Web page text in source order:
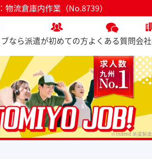
流倉庫内作業（No.8739）
なら派遣が初めての方よくある質問会
※Indeed 派遣製造